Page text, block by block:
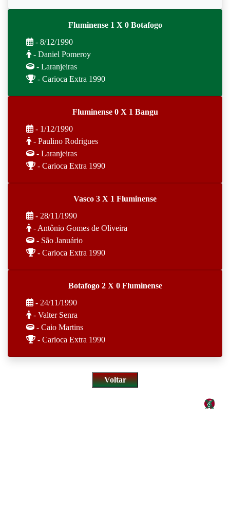
Fluminense 1 X 0 Botafogo
- 8/12/1990
- Daniel Pomeroy
- Laranjeiras
- Carioca Extra 1990
Fluminense 0 X 1 Bangu
- 1/12/1990
- Paulino Rodrigues
- Laranjeiras
- Carioca Extra 1990
Vasco 3 X 1 Fluminense
- 28/11/1990
- Antônio Gomes de Oliveira
- São Januário
- Carioca Extra 1990
Botafogo 2 X 0 Fluminense
- 24/11/1990
- Valter Senra
- Caio Martins
- Carioca Extra 1990